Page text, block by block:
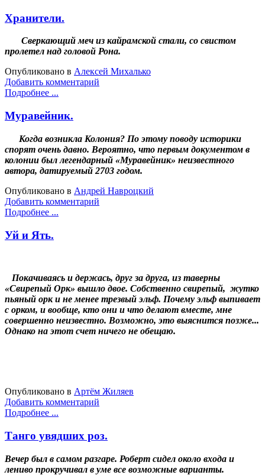
Хранители.
Сверкающий меч из кайрамской стали, со свистом
пролетел над головой Рона.
Опубликовано в Алексей Михалько
Добавить комментарий
Подробнее ...
Муравейник.
Когда возникла Колония? По этому поводу историки
спорят очень давно. Вероятно, что первым документом в
колонии был легендарный «Муравейник» неизвестного
автора, датируемый 2703 годом.
Опубликовано в Андрей Навроцкий
Добавить комментарий
Подробнее ...
Уй и Ять.
Покачиваясь и держась, друг за друга, из таверны
«Свирепый Орк» вышло двое. Собственно свирепый, жутко
пьяный орк и не менее трезвый эльф. Почему эльф выпивает
с орком, и вообще, кто они и что делают вместе, мне
совершенно неизвестно. Возможно, это выяснится позже...
Однако на этот счет ничего не обещаю.
Опубликовано в Артём Жиляев
Добавить комментарий
Подробнее ...
Танго увядших роз.
Вечер был в самом разгаре. Роберт сидел около входа и
лениво прокручивал в уме все возможные варианты.